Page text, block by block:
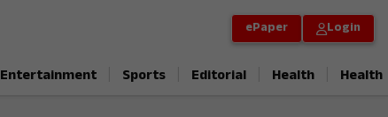
ePaper Login
Entertainment Sports Editorial Health Health